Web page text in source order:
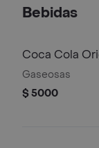
Bebidas
Coca Cola
Gaseosas
$ 5000